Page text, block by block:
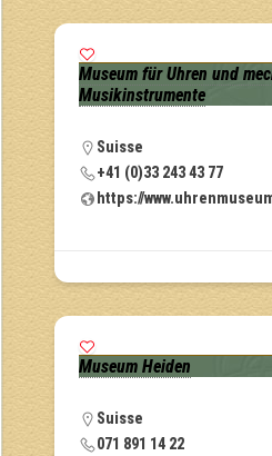
Museum für Uhren und
Musikinstrumente
Suisse
+41 (0)33 243 43 77
https://
Museum Heiden
Suisse
071 891 14 22